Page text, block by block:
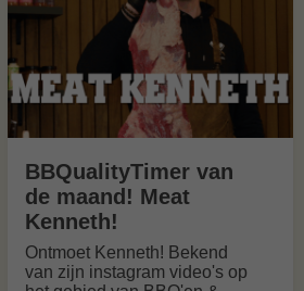
BBQualityTimer van
de maand! Meat
Kenneth!
Ontmoet Kenneth! Bekend
van zijn instagram video's op